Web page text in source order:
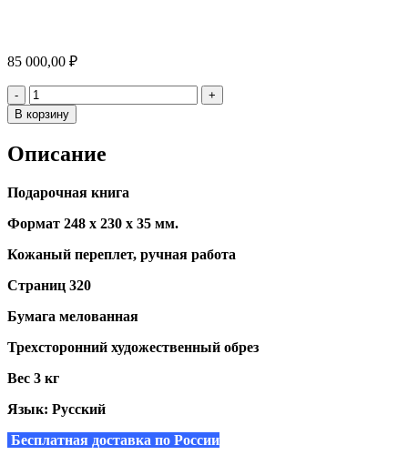
85 000,00 ₽
- Количество
+
В корзину
Описание
Подарочная книга
Формат 248 х 230 х 35 мм.
Кожаный переплет, ручная работа
Страниц 320
Бумага мелованная
Трехсторонний художественный обрез
Вес 3 кг
Язык: Русский
Бесплатная доставка по России